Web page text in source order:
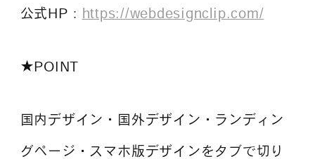
公式HP： https://webdesignclip.com/
★POINT
国内デザイン・国外デザイン・ランディン
グページ・スマホ版デザインをタブで切り